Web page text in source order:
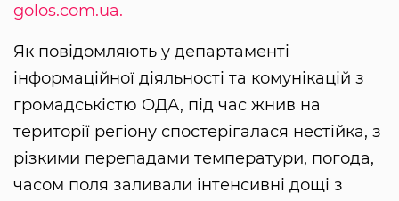
golos.com.ua.
Як повідомляють у департаменті
інформаційної діяльності та комунікацій з
громадськістю ОДА, під час жнив на
території регіону спостерігалася нестійка, з
різкими перепадами температури, погода,
часом поля заливали інтенсивні дощі з